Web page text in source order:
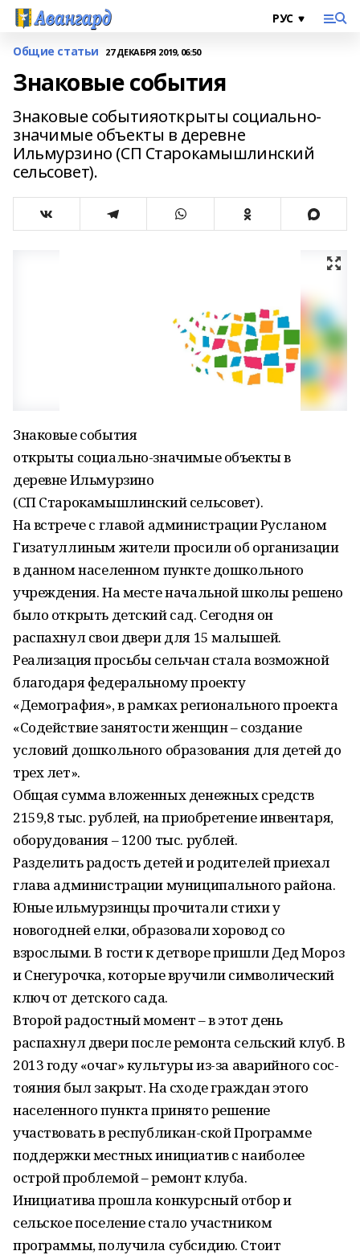
Общие статьи 27 ДЕКАБРЯ 2019, 06:50
Знаковые события
Знаковые событияоткрыты социально-
значимые объекты в деревне
Ильмурзино (СП Старокамышлинский
сельсовет).
Знаковые события
открыты социально-значимые объекты в
деревне Ильмурзино
(СП Старокамышлинский сельсовет).
На встрече с главой администрации Русланом
Гизатуллиным жители просили об организации
в данном населенном пункте дошкольного
учреждения. На месте начальной школы решено
было открыть детский сад. Сегодня он
распахнул свои двери для 15 малышей.
Реализация просьбы сельчан стала возможной
благодаря федеральному проекту
«Демография», в рамках регионального проекта
«Содействие занятости женщин – создание
условий дошкольного образования для детей до
трех лет».
Общая сумма вложенных денежных средств
2159,8 тыс. рублей, на приобретение инвентаря,
оборудования – 1200 тыс. рублей.
Разделить радость детей и родителей приехал
глава администрации муниципального района.
Юные ильмурзинцы прочитали стихи у
новогодней елки, образовали хоровод со
взрослыми. В гости к детворе пришли Дед Мороз
и Снегурочка, которые вручили символический
ключ от детского сада.
Второй радостный момент – в этот день
распахнул двери после ремонта сельский клуб. В
2013 году «очаг» культуры из-за аварийного сос-
тояния был закрыт. На сходе граждан этого
населенного пункта принято решение
участвовать в республикан-ской Программе
поддержки местных инициатив с наиболее
острой проблемой – ремонт клуба.
Инициатива прошла конкурсный отбор и
сельское поселение стало участником
программы, получила субсидию. Стоит